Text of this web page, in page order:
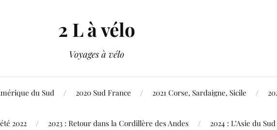
2 L à vélo
Voyages à vélo
du Sud 2020 Sud France 2021 Corse, Sardaigne, Sicile
2022 2023 : Retour dans la Cordillère des Andes 2024 : L’Asie du